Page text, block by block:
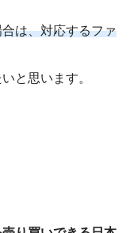
は、対応するファ
と思います。